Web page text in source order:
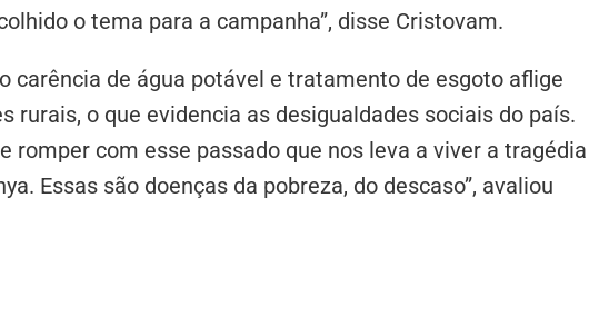
o tema para a campanha”, disse Cristovam.
carência de água potável e tratamento de esgoto aflige
rurais, o que evidencia as desigualdades sociais do país.
romper com esse passado que nos leva a viver a tragédia
Essas são doenças da pobreza, do descaso”, avaliou